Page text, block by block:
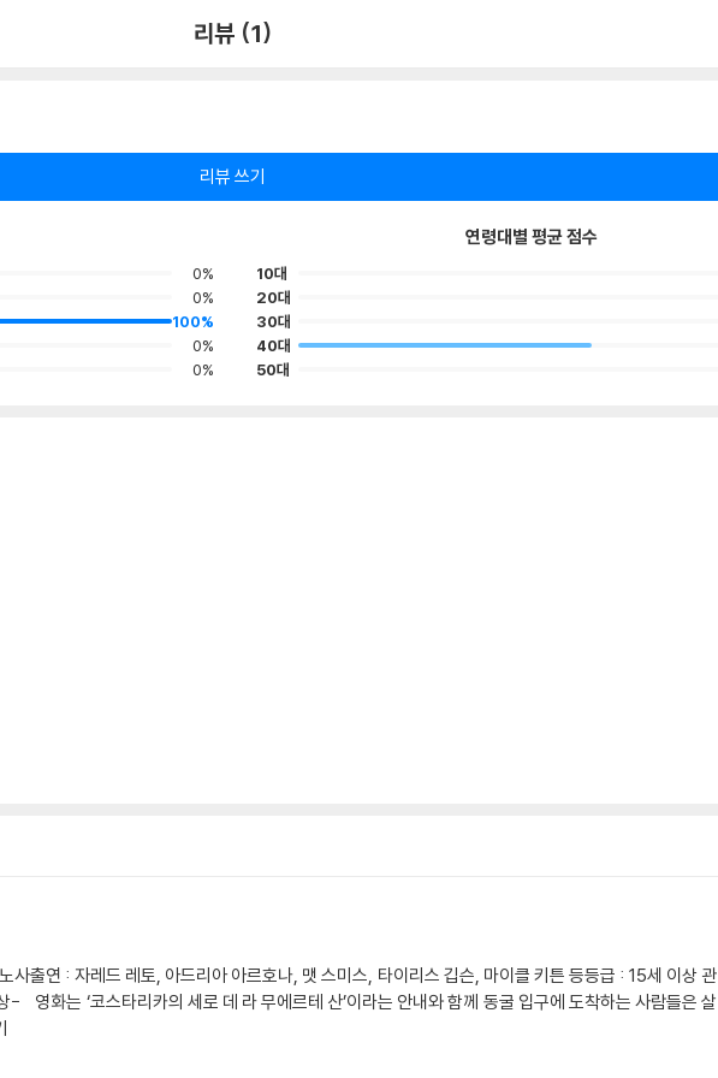
리뷰 (1)
리뷰 쓰기
0%
0%
100%
0%
0%
연령대별 평균 점수
10대
20대
30대
40대
50대
출연 : 자레드 레토, 아드리아 아르호나, 맷 스미스, 타이리스 깁슨, 마이클 키튼 등등급 : 15세 이상 관
화는 ‘코스타리카의 세로 데 라 무에르테 산’이라는 안내와 함께 동굴 입구에 도착하는 사람들은 살